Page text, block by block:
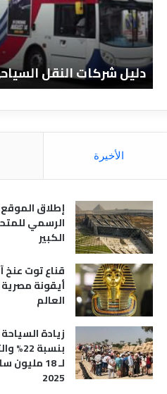
شركات النقل السياحي
الأخيرة
إطلاق الموقع
الرسمي
الكبير
قناع توت عنخ
أيقونة
العالم
زيادة
بنسبة
لـ 18
2025